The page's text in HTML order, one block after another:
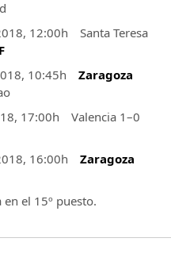
12:00h Santa Teresa
10:45h Zaragoza
17:00h Valencia 1–0
16:00h Zaragoza
el 15º puesto.